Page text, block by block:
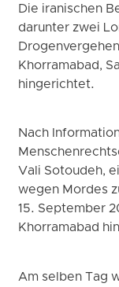
Die iranischen
darunter zwei
Khorramabad,
hingerichtet.
Nach
Vali Sotoudeh,
wegen Mordes
15. September
Khorramabad
Am selben Tag